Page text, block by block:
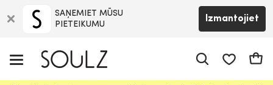
SAŅEMIET MŪSU
PIETEIKUMU
Izmantojiet